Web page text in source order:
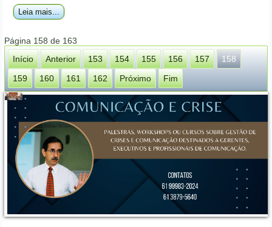
Leia mais...
Página 158 de 163
Início
Anterior 153 154 155 156 157
158
159
160 161 162 Próximo Fim